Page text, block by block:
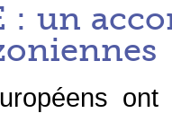
: un